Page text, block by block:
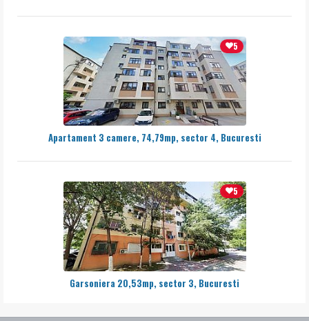
5
Apartament 3 camere, 74,79mp, sector 4, Bucuresti
5
Garsoniera 20,53mp, sector 3, Bucuresti